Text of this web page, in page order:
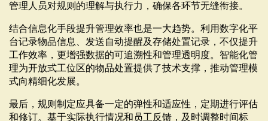
管理人员对规则的理解与执行力，确保各环节无缝衔接。
结合信息化手段提升管理效率也是一大趋势。利用数字化平
台记录物品信息、发送自动提醒及存储处置记录，不仅提升
工作效率，更增强数据的可追溯性和管理透明度。智能化管
理为开放式工位区的物品处置提供了技术支撑，推动管理模
式向精细化发展。
最后，规则制定应具备一定的弹性和适应性，定期进行评估
和修订。基于实际执行情况和员工反馈，及时调整时间标